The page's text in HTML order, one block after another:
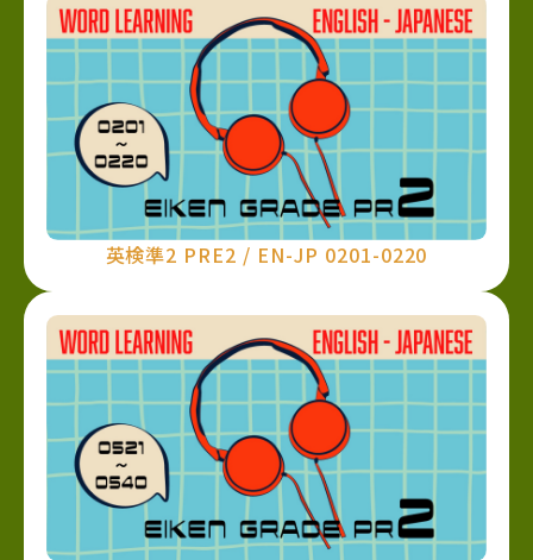
英検準2 PRE2 / EN-JP 0201-0220